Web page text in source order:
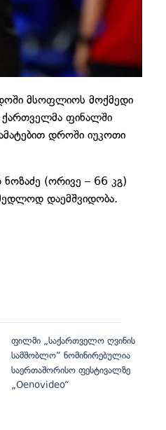
მსოფლიოს მოქმედი
ფინალში
დროში იუკოთი
(ორივე – 66 კგ)
დაემშვიდობა.
ფილმი „საქართველო ღვინის
სამშობლო“ ნომინირებულია
საერთაშორისო ფესტივალზე
„Oenovideo“